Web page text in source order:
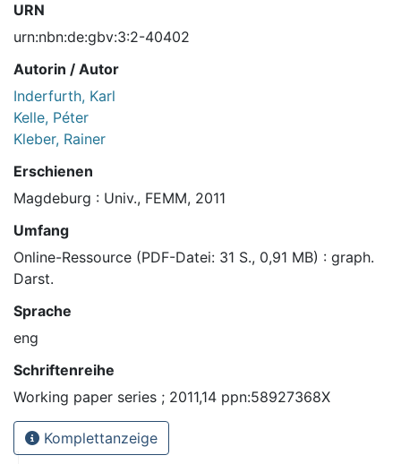
URN
urn:nbn:de:gbv:3:2-40402
Autorin / Autor
Inderfurth, Karl
Kelle, Péter
Kleber, Rainer
Erschienen
Magdeburg : Univ., FEMM, 2011
Umfang
Online-Ressource (PDF-Datei: 31 S., 0,91 MB) : graph.
Darst.
Sprache
eng
Schriftenreihe
Working paper series ; 2011,14 ppn:58927368X
Komplettanzeige